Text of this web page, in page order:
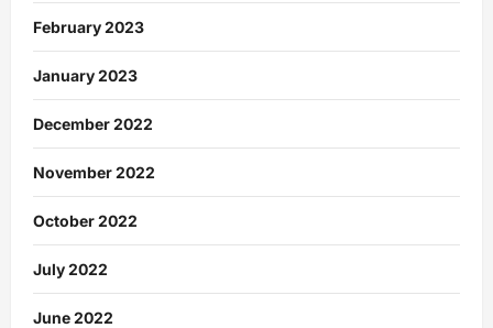
February 2023
January 2023
December 2022
November 2022
October 2022
July 2022
June 2022